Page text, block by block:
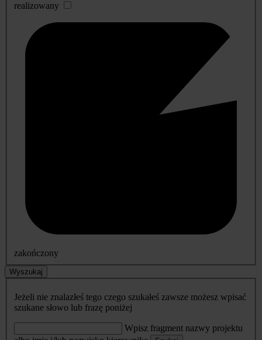
realizowany
zakończony
Wyszukaj
Jeżeli nie znalazłeś tego czego szukałeś zawsze możesz wpisać
szukane słowo lub frazę poniżej
Wpisz fragment nazwy projektu